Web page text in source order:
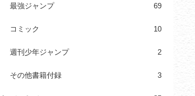
最強ジャンプ 69
コミック 10
週刊少年ジャンプ 2
その他書籍付録 3